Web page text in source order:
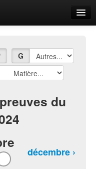
G
du
décembre ›